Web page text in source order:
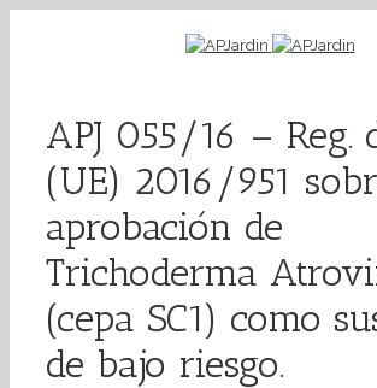
APJ 055/16 – Reg.
(UE) 2016/951
aprobación de
Trichoderma
(cepa SC1) como
de bajo riesgo.